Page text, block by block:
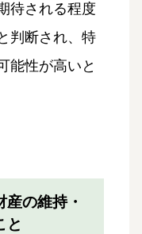
待される程度
判断され、特
能性が高いと
の維持・
と